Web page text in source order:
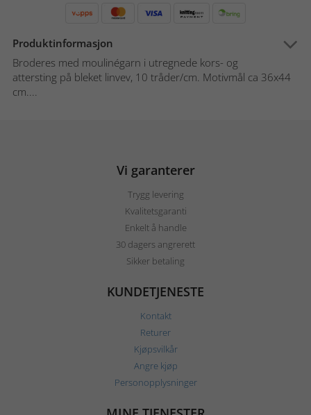
Produktinformasjon
Broderes med moulinégarn i utregnede kors- og
attersting på bleket linvev, 10 tråder/cm. Motivmål ca 36x44
cm....
Vi garanterer
Trygg levering
Kvalitetsgaranti
Enkelt å handle
30 dagers angrerett
Sikker betaling
KUNDETJENESTE
Kontakt
Returer
Kjøpsvilkår
Angre kjøp
Personopplysninger